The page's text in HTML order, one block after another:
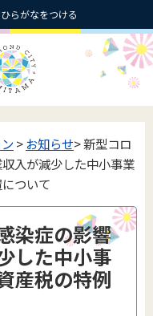
ひらがなをつける
>お知らせ> 新型コロ
入が減少した中小事業
ついて
染症の影響
した中小事
産税の特例